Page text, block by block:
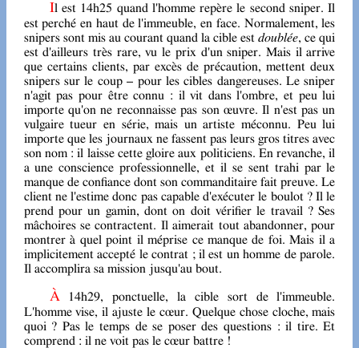
Il est 14h25 quand l'homme repère le second sniper. Il
est perché en haut de l'immeuble, en face. Normalement, les
snipers sont mis au courant quand la cible estdoublée, ce qui
est d'ailleurs très rare, vu le prix d'un sniper. Mais il arrive
que certains clients, par excès de précaution, mettent deux
snipers sur le coup – pour les cibles dangereuses. Le sniper
n'agit pas pour être connu : il vit dans l'ombre, et peu lui
importe qu'on ne reconnaisse pas son œuvre. Il n'est pas un
vulgaire tueur en série, mais un artiste méconnu. Peu lui
importe que les journaux ne fassent pas leurs gros titres avec
son nom : il laisse cette gloire aux politiciens. En revanche, il
a une conscience professionnelle, et il se sent trahi par le
manque de confiance dont son commanditaire fait preuve. Le
client ne l'estime donc pas capable d'exécuter le boulot ? Il le
prend pour un gamin, dont on doit vérifier le travail ? Ses
mâchoires se contractent. Il aimerait tout abandonner, pour
montrer à quel point il méprise ce manque de foi. Mais il a
implicitement accepté le contrat ; il est un homme de parole.
Il accomplira sa mission jusqu'au bout.
À 14h29, ponctuelle, la cible sort de l'immeuble.
L'homme vise, il ajuste le cœur. Quelque chose cloche, mais
quoi ? Pas le temps de se poser des questions : il tire. Et
comprend : il ne voit pas le cœur battre !